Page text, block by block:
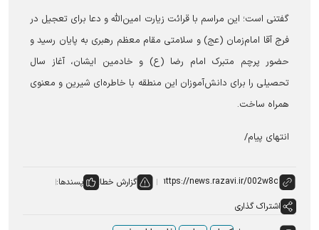
گفتنی است؛ این مراسم با قرائت زیارت امین‌الله و دعا برای تعجیل در
فرج آقا امام‌زمان (عج) و سلامتی مقام معظم رهبری به پایان رسید و
حضور پرچم متبرک امام رضا (ع) و خادمین ایشان، آغاز سال
تحصیلی را برای دانش‌آموزان این منطقه با خاطره‌ای شیرین و معنوی
همراه ساخت.
انتهای پیام/
گزارش خطا
پسندها:
اشتراک گذاری